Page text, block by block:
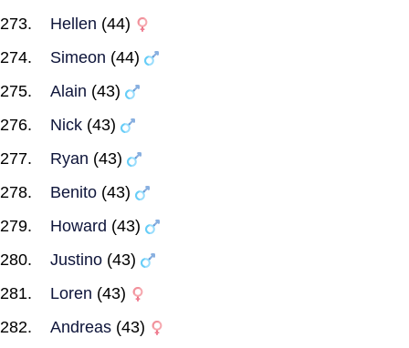
Hellen (44)
Simeon (44)
Alain (43)
Nick (43)
Ryan (43)
Benito (43)
Howard (43)
Justino (43)
Loren (43)
Andreas (43)